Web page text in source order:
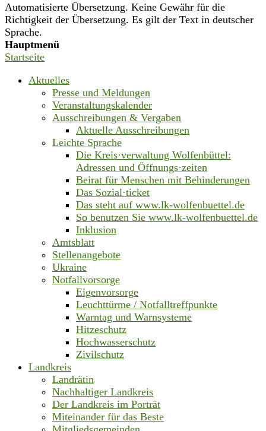
Automatisierte Übersetzung. Keine Gewähr für die
Richtigkeit der Übersetzung. Es gilt der Text in deutscher
Sprache.
Hauptmenü
Startseite
Aktuelles
Presse und Meldungen
Veranstaltungskalender
Ausschreibungen & Vergaben
Aktuelle Ausschreibungen
Leichte Sprache
Die Kreis·verwaltung Wolfenbüttel:
Adressen und Öffnungs·zeiten
Beirat für Menschen mit Behinderungen
Das Sozial·ticket
Das steht auf www.lk-wolfenbuettel.de
So benutzen Sie www.lk-wolfenbuettel.de
Inklusion
Amtsblatt
Stellenangebote
Ukraine
Notfallvorsorge
Eigenvorsorge
Leuchttürme / Notfalltreffpunkte
Warntag und Warnsysteme
Hitzeschutz
Hochwasserschutz
Zivilschutz
Landkreis
Landrätin
Nachhaltiger Landkreis
Der Landkreis im Porträt
Miteinander für das Beste